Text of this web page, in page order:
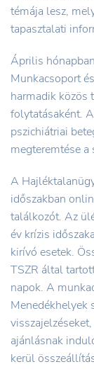
témája lesz,
tapasztalati
Április
Munkacsoport
harmadik közös
folytatásaként.
pszichiátriai
megteremtése a
A
időszakban
találkozót. Az
év krízis
kirívó esetek.
TSZR által
napok. A
Menedékhelyek
ajánlásnak
kerül